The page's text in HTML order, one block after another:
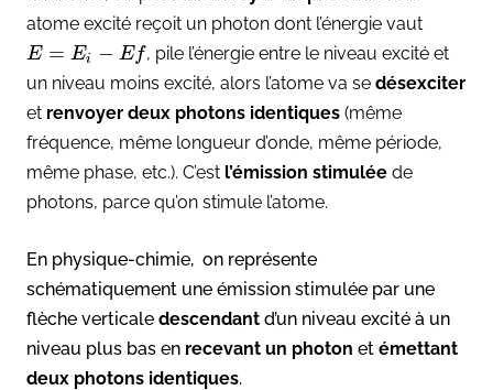
atome excité reçoit un photon dont l’énergie vaut
E = Ei − Ef, pile l’énergie entre le niveau excité et
un niveau moins excité, alors l’atome va se désexciter
et renvoyer deux photons identiques (même
fréquence, même longueur d’onde, même période,
même phase, etc.). C’est l’émission stimulée de
photons, parce qu’on stimule l’atome.
En physique-chimie, on représente
schématiquement une émission stimulée par une
flèche verticale descendant d’un niveau excité à un
niveau plus bas en recevant un photon et émettant
deux photons identiques.